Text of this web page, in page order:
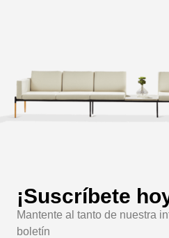
¡Suscríbete
Mantente al tanto de nuestra
boletín